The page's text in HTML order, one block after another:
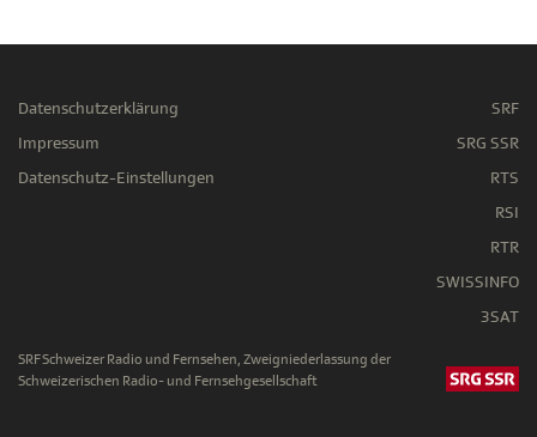
Datenschutzerklärung
Impressum
Datenschutz-Einstellungen
SRF
SRG SSR
RTS
RSI
RTR
SWISSINFO
3SAT
SRF Schweizer Radio und Fernsehen, Zweigniederlassung der
Schweizerischen Radio- und Fernsehgesellschaft